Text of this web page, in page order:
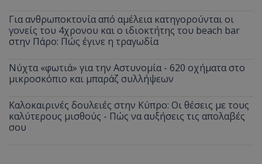
Για ανθρωποκτονία από αμέλεια κατηγορούνται οι
γονείς του 4χρονου και ο ιδιοκτήτης του beach bar
στην Πάρο: Πώς έγινε η τραγωδία
Νύχτα «φωτιά» για την Αστυνομία - 620 οχήματα στο
μικροσκόπιο και μπαράζ συλλήψεων
Καλοκαιρινές δουλειές στην Κύπρο: Οι θέσεις με τους
καλύτερους μισθούς - Πώς να αυξήσεις τις απολαβές
σου
VISITOR_PRIVACY_METADATA
YouTube